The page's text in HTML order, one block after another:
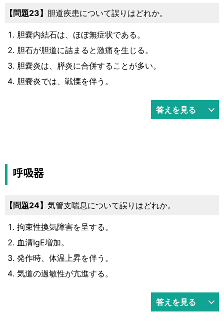
問題23 胆道疾患について誤りはどれか。
胆嚢内結石は、ほぼ無症状である。
胆石が胆道に詰まると激痛を生じる。
胆嚢炎は、膵炎に合併することが多い。
胆嚢炎では、戦慄を伴う。
答えを見る
呼吸器
問題24 気管支喘息について誤りはどれか。
拘束性換気障害を呈する。
血清IgE増加。
発作時、体温上昇を伴う。
気道の過敏性が亢進する。
答えを見る